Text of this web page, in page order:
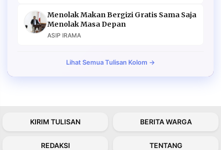
Menolak Makan Bergizi Gratis Sama Saja
Menolak Masa Depan
ASIP IRAMA
Lihat Semua Tulisan Kolom →
KIRIM TULISAN BERITA WARGA
REDAKSI TENTANG